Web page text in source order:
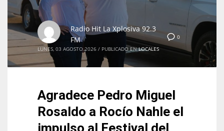
0
Radio Hit La Xplosiva 92.3
FM
LUNES, 03 AGOSTO 2026 / PUBLICADO EN LOCALES
Agradece Pedro Miguel
Rosaldo a Rocío Nahle el